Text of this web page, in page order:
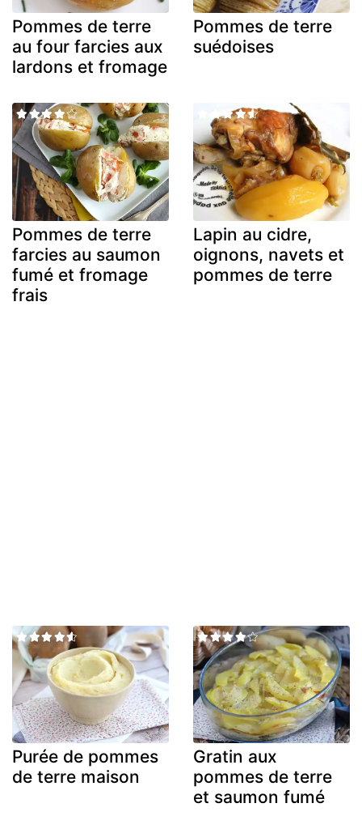
Pommes de terre
au four farcies aux
lardons et fromage
Pommes de terre
suédoises
Pommes de terre
farcies au saumon
fumé et fromage
frais
Lapin au cidre,
oignons, navets et
pommes de terre
Purée de pommes
de terre maison
Gratin aux
pommes de terre
et saumon fumé